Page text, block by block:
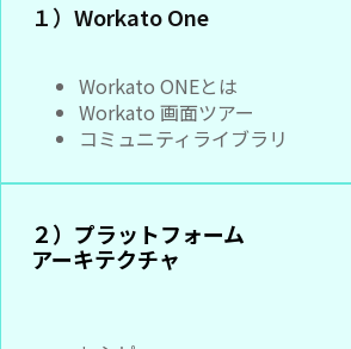
１）Workato One
Workato ONEとは
Workato 画面ツアー
コミュニティライブラリ
２）プラットフォーム
アーキテクチャ